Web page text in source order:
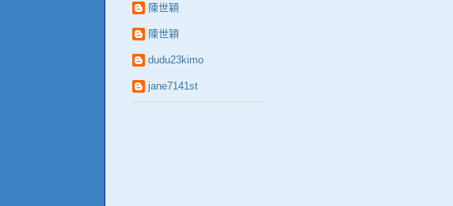
陳世穎
陳世穎
dudu23kimo
jane7141st